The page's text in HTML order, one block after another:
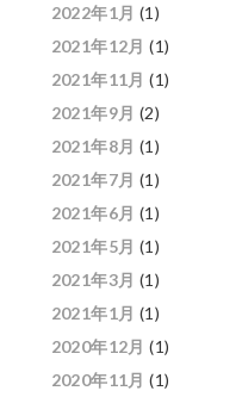
2022年1月 (1)
2021年12月 (1)
2021年11月 (1)
2021年9月 (2)
2021年8月 (1)
2021年7月 (1)
2021年6月 (1)
2021年5月 (1)
2021年3月 (1)
2021年1月 (1)
2020年12月 (1)
2020年11月 (1)